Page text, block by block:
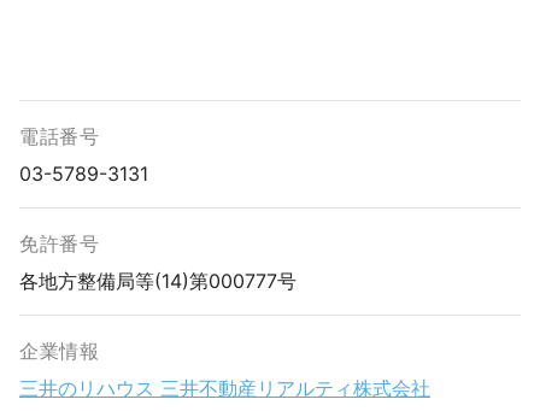
電話番号
03-5789-3131
免許番号
各地方整備局等(14)第000777号
企業情報
三井のリハウス 三井不動産リアルティ株式会社